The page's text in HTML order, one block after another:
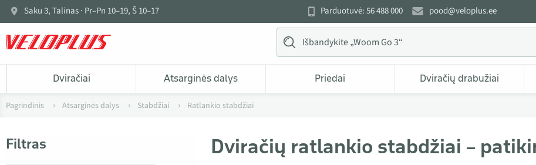
Saku 3, Talinas · Pr–Pn 10–19, Š 10–17 Parduotuvė: 56 488 000 pood@veloplus.ee
Dviračiai Atsarginės dalys Priedai Dviračių drabužiai
Pagrindinis Atsarginės dalys Stabdžiai Ratlankio stabdžiai
Dviračių ratlankio stabdžiai –
Filtras